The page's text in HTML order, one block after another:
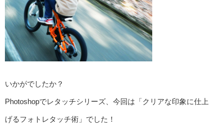
いかがでしたか？
Photoshopでレタッチシリーズ、今回は「クリアな印象に仕上
げるフォトレタッチ術」でした！